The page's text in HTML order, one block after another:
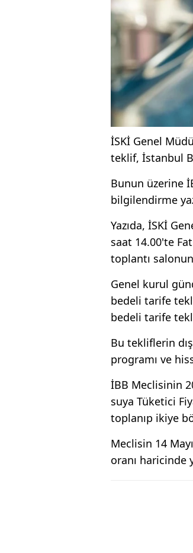
İSKİ Genel
teklif, İstanbul
Bunun üzerine
bilgilendirme
Yazıda, İSKİ
saat 14.00'te
toplantı
Genel kurul
bedeli tarife
bedeli tarife
Bu tekliflerin
programı ve
İBB Meclisinin
suya Tüketici
toplanıp ikiye
Meclisin 14
oranı haricinde